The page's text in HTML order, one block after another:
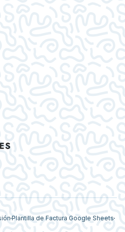
Plantilla de Factura Google Sheets